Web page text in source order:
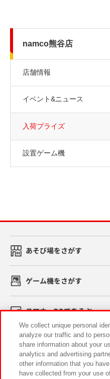
namco熊谷店
店舗情報
イベント&ニュース
入荷プライズ
設置ゲーム機
あそび場をさがす
ゲーム機をさがす
スマホ・PCであそぶ
イベント・キャンペーン
We collect unique personal
analyze our traffic and to
share information about your
analytics and advertising
other information that you
have collected from your use